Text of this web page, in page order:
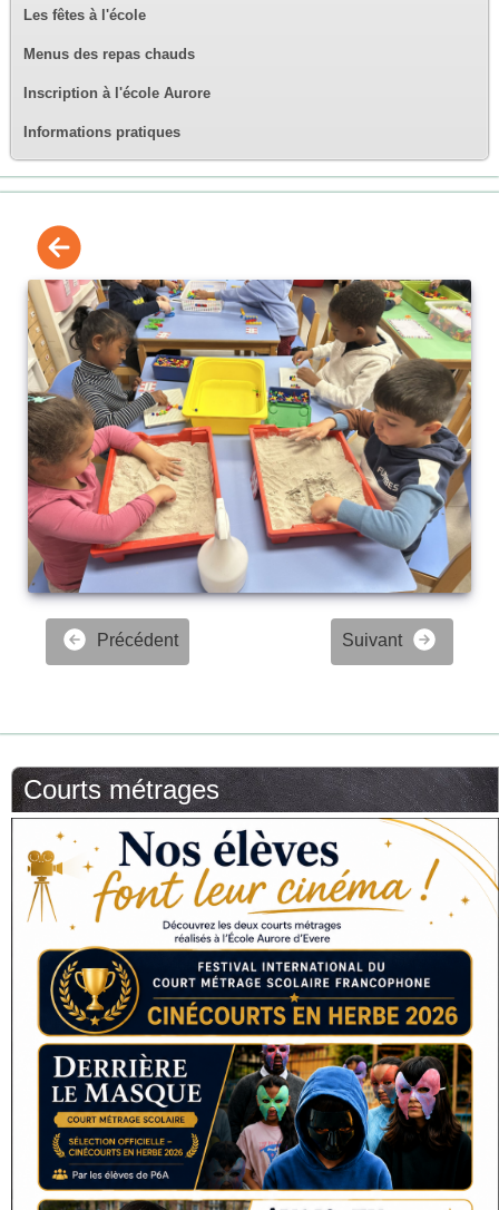
Les fêtes à l'école
Menus des repas chauds
Inscription à l'école Aurore
Informations pratiques
Précédent Suivant
Courts métrages